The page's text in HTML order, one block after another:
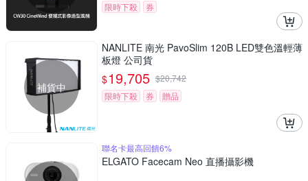
限時下殺
券
補貨中
NANLITE 南光 PavoSlim 120B LED雙色溫輕薄
板燈 公司貨
$19,705 $20,742
限時下殺
券 贈品
聯名卡最高回饋6%
ELGATO Facecam Neo 直播攝影機